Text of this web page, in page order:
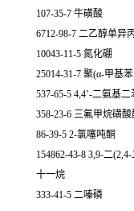
107-35-7 牛磺酸
6712-98-7 二乙醇单异
10043-11-5 氮化硼
25014-31-7 聚(α-甲基
537-65-5 4,4’-二氨基二
358-23-6 三氟甲烷磺酸
86-39-5 2-氯噻吨酮
154862-43-8 3,9-二
十一烷
333-41-5 二嗪磷